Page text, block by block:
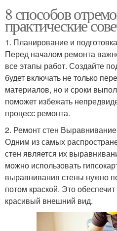
8 способов
практические
1. Планирование и
Перед началом ремонта
все этапы работ. Создайте
будет включать не только
материалов, но и сроки
поможет избежать
процесс ремонта.
2. Ремонт стен Выравнивание
Одним из самых
стен является их
можно использовать
выравнивания стены нужно
потом краской. Это
красивый внешний вид.